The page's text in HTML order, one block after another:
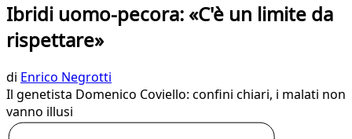
Ibridi uomo-pecora: «C'è un limite da
rispettare»
di Enrico Negrotti
Il genetista Domenico Coviello: confini chiari, i malati non
vanno illusi